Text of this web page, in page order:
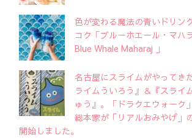
色が変わる魔法の青いドリン
コク「ブルーホエール・マハ
Blue Whale Maharaj 」
名古屋にスライムがやってき
ライムういろう』＆『スライ
ゅう』。「ドラクエウォーク
総本家が「リアルおみやげ」
開始しました。